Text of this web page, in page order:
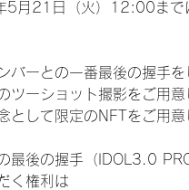
5月21日（火）12:00まで
バーとの一番最後の握手
ツーショット撮影をご用
として限定のNFTをご用
最後の握手（IDOL3.0
く権利は